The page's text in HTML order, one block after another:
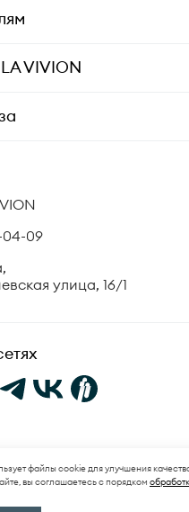
файлы cookie для улучшения
вы соглашаетесь с порядком
бриллиантов
информация
LA VIVION
портал
VIVION
04-09
улица, 16/1
иПользовательское